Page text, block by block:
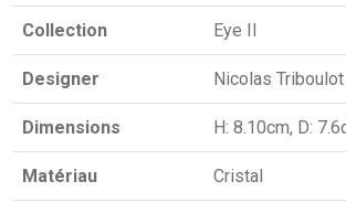
Collection Eye II
Designer Nicolas Triboulot
Dimensions H: 8.10cm, D:
Matériau Cristal